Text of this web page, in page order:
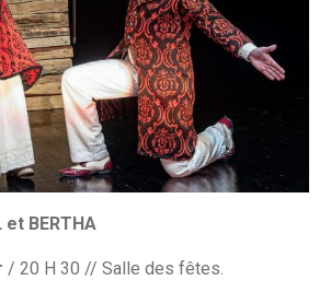
et BERTHA
/ 20 H 30 // Salle des fêtes.